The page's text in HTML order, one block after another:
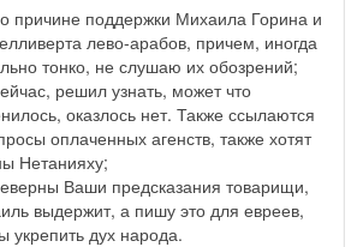
причине поддержки Михаила Горина и
лево-арабов, причем, иногда
тонко, не слушаю их обозрений;
решил узнать, может что
оказлось нет. Также ссылаются
оплаченных агенств, также хотят
Нетанияху;
Ваши предсказания товарищи,
выдержит, а пишу это для евреев,
укрепить дух народа.